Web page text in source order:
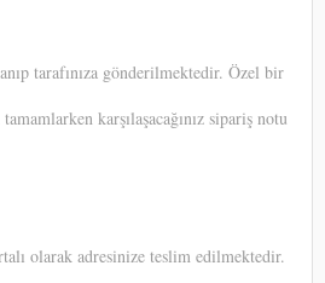
tarafınıza gönderilmektedir. Özel bir
karşılaşacağınız sipariş notu
olarak adresinize teslim edilmektedir.